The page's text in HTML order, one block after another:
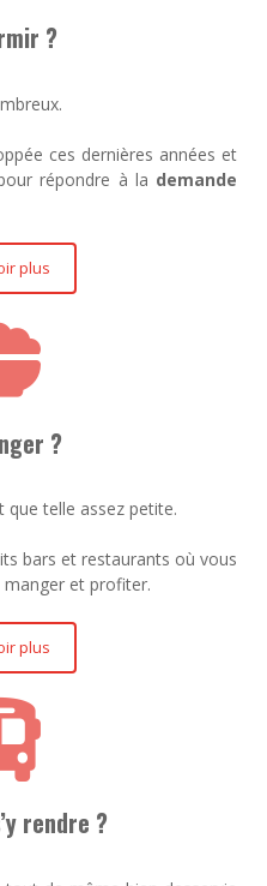
?
ces dernières années et
répondre à la demande
plus
?
que telle assez petite.
bars et restaurants où vous
et profiter.
plus
rendre ?